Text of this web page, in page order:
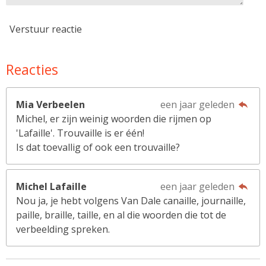
Verstuur reactie
Reacties
Mia Verbeelen
een jaar geleden
Michel, er zijn weinig woorden die rijmen op
'Lafaille'. Trouvaille is er één!
Is dat toevallig of ook een trouvaille?
Michel Lafaille
een jaar geleden
Nou ja, je hebt volgens Van Dale canaille, journaille,
paille, braille, taille, en al die woorden die tot de
verbeelding spreken.